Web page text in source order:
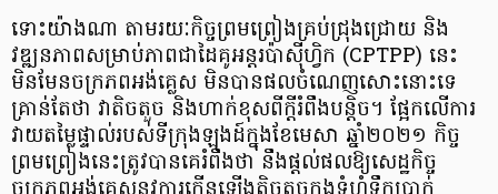
ទោះយ៉ាងណា តាមរយៈកិច្ចព្រមព្រៀងគ្រប់ជ្រុងជ្រោយ និង
វឌ្ឍនភាពសម្រាប់ភាពជាដៃគូអន្តរប៉ាស៊ីហ្វិក (CPTPP) នេះ
មិនមែនចក្រភពអង់គ្លេស មិនបានផលចំណេញសោះនោះទេ
គ្រាន់តែថា វាតិចតួច និងហាក់ខុសពីក្តីរំពឹងបន្តិច។ ផ្អែកលើការ
វាយតម្លៃផ្ទាល់របស់ទីក្រុងឡុងដ៍ក្នុងខែមេសា ឆ្នាំ២០២១ កិច្ច
ព្រមព្រៀងនេះត្រូវបានគេរំពឹងថា នឹងផ្តល់ផលឱ្យសេដ្ឋកិច្ច